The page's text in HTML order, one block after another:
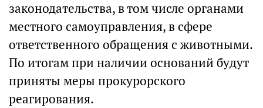
законодательства, в том числе органами
местного самоуправления, в сфере
ответственного обращения с животными.
По итогам при наличии оснований будут
приняты меры прокурорского
реагирования.